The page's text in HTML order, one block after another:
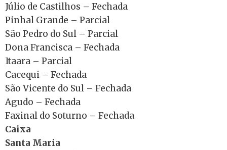
Júlio de Castilhos – Fechada
Pinhal Grande – Parcial
São Pedro do Sul – Parcial
Dona Francisca – Fechada
Itaara – Parcial
Cacequi – Fechada
São Vicente do Sul – Fechada
Agudo – Fechada
Faxinal do Soturno – Fechada
Caixa
Santa Maria